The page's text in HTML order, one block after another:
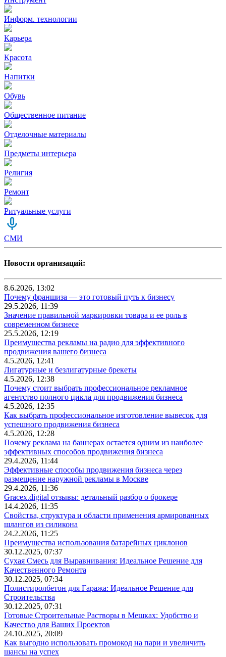
Информ. технологии
Карьера
Красота
Напитки
Обувь
Общественное питание
Отделочные материалы
Предметы интерьера
Религия
Ремонт
Ритуальные услуги
СМИ
Новости организаций:
8.6.2026, 13:02
Почему франшиза — это готовый путь к бизнесу
29.5.2026, 11:39
Значение правильной маркировки товара и ее роль в
современном бизнесе
25.5.2026, 12:19
Преимущества рекламы на радио для эффективного
продвижения вашего бизнеса
4.5.2026, 12:41
Лигатурные и безлигатурные брекеты
4.5.2026, 12:38
Почему стоит выбрать профессиональное рекламное
агентство полного цикла для продвижения бизнеса
4.5.2026, 12:35
Как выбрать профессиональное изготовление вывесок для
успешного продвижения бизнеса
4.5.2026, 12:28
Почему реклама на баннерах остается одним из наиболее
эффективных способов продвижения бизнеса
29.4.2026, 11:44
Эффективные способы продвижения бизнеса через
размещение наружной рекламы в Москве
29.4.2026, 11:36
Gracex.digital отзывы: детальный разбор о брокере
14.4.2026, 11:35
Свойства, структура и области применения армированных
шлангов из силикона
24.2.2026, 11:25
Преимущества использования батарейных циклонов
30.12.2025, 07:37
Сухая Смесь для Выравнивания: Идеальное Решение для
Качественного Ремонта
30.12.2025, 07:34
Полистиролбетон для Гаража: Идеальное Решение для
Строительства
30.12.2025, 07:31
Готовые Строительные Растворы в Мешках: Удобство и
Качество для Ваших Проектов
24.10.2025, 20:09
Как выгодно использовать промокод на пари и увеличить
шансы на успех